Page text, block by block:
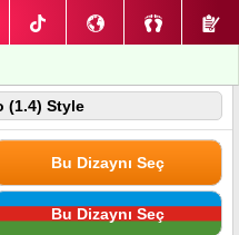
(1.4) Style
Bu Dizaynı Seç
Bu Dizaynı Seç